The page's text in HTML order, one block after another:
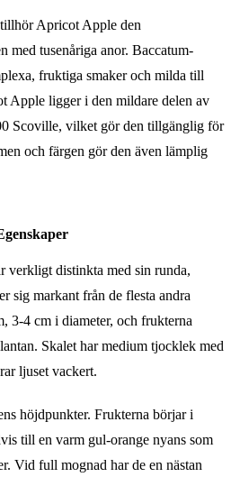
tillhör Apricot Apple den
med tusenåriga anor. Baccatum-
fruktiga smaker och milda till
Apple ligger i den mildare delen av
Scoville, vilket gör den tillgänglig för
och färgen gör den även lämplig
verkligt distinkta med sin runda,
sig markant från de flesta andra
3-4 cm i diameter, och frukterna
Skalet har medium tjocklek med
ljuset vackert.
höjdpunkter. Frukterna börjar i
till en varm gul-orange nyans som
Vid full mognad har de en nästan